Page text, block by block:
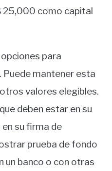
25,000 como capital
para
Puede mantener esta
valores elegibles.
deben estar en su
su firma de
prueba de fondo
un banco o con otras